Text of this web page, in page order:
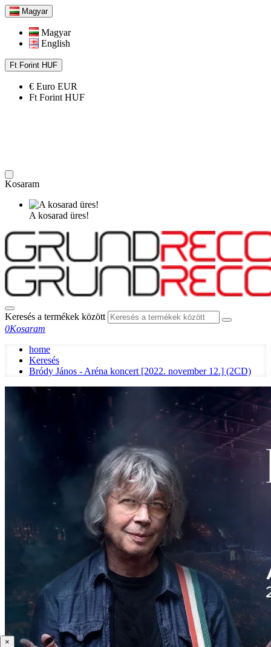
Magyar
Magyar
English
Ft Forint HUF
€ Euro EUR
Ft Forint HUF
Kosaram
A kosarad üres!
Keresés a termékek között
0Kosaram
home
Keresés
Bródy János - Aréna koncert [2022. november 12.] (2CD)
×